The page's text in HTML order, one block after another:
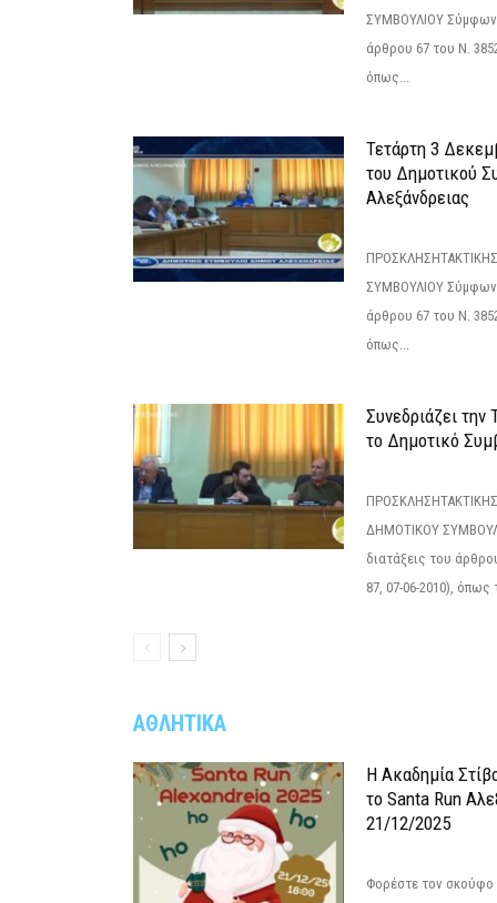
ΣΥΜΒΟΥΛΙΟΥ
άρθρου 67 του Ν.
όπως...
Τετάρτη 3
του Δημοτικού
Αλεξάνδρειας
ΣΥΜΒΟΥΛΙΟΥ
άρθρου 67 του Ν.
όπως...
Συνεδριάζει
το Δημοτικό
ΔΗΜΟΤΙΚΟΥ
διατάξεις του
87, 07-06-2010), όπως
ΑΘΛΗΤΙΚΑ
Η Ακαδημία
το Santa Run
21/12/2025
Φορέστε τον σκούφο